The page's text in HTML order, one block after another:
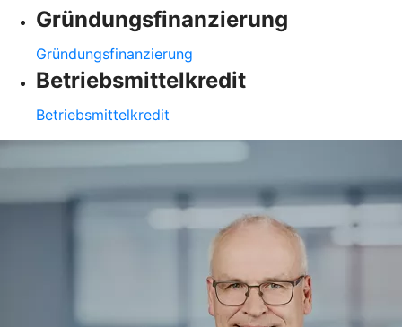
Gründungsfinanzierung
Gründungsfinanzierung
Betriebsmittelkredit
Betriebsmittelkredit